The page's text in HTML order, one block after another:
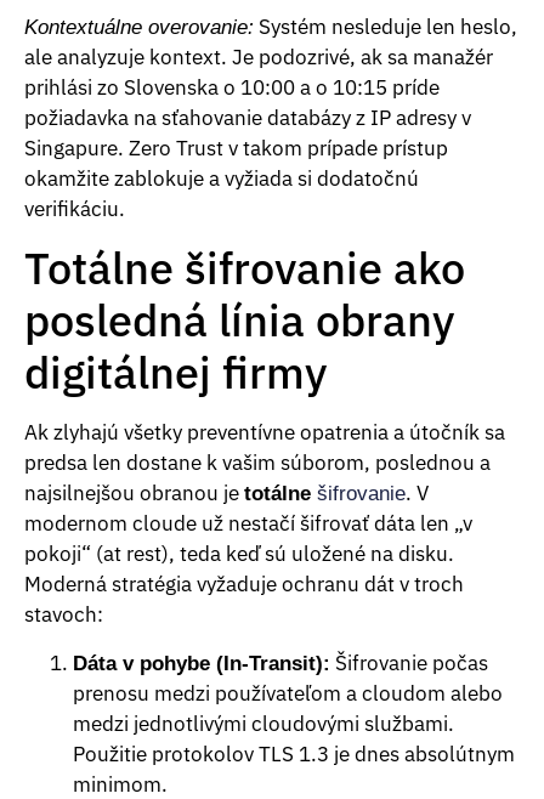
Kontextuálne overovanie: Systém nesleduje len heslo,
ale analyzuje kontext. Je podozrivé, ak sa manažér
prihlási zo Slovenska o 10:00 a o 10:15 príde
požiadavka na sťahovanie databázy z IP adresy v
Singapure. Zero Trust v takom prípade prístup
okamžite zablokuje a vyžiada si dodatočnú
verifikáciu.
Totálne šifrovanie ako
posledná línia obrany
digitálnej firmy
Ak zlyhajú všetky preventívne opatrenia a útočník sa
predsa len dostane k vašim súborom, poslednou a
najsilnejšou obranou je totálne šifrovanie. V
modernom cloude už nestačí šifrovať dáta len „v
pokoji“ (at rest), teda keď sú uložené na disku.
Moderná stratégia vyžaduje ochranu dát v troch
stavoch:
Dáta v pohybe (In-Transit): Šifrovanie počas
prenosu medzi používateľom a cloudom alebo
medzi jednotlivými cloudovými službami.
Použitie protokolov TLS 1.3 je dnes absolútnym
minimom.